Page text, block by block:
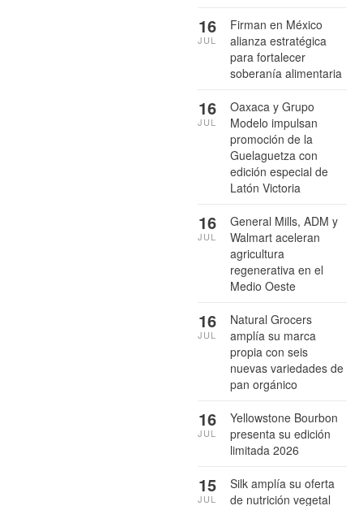
Firman en México
alianza estratégica
para fortalecer
soberanía alimentaria
16
JUL
Oaxaca y Grupo
Modelo impulsan
promoción de la
Guelaguetza con
edición especial de
Latón Victoria
16
JUL
General Mills, ADM y
Walmart aceleran
agricultura
regenerativa en el
Medio Oeste
16
JUL
Natural Grocers
amplía su marca
propia con seis
nuevas variedades de
pan orgánico
16
JUL
Yellowstone Bourbon
presenta su edición
limitada 2026
16
JUL
Silk amplía su oferta
de nutrición vegetal
15
JUL